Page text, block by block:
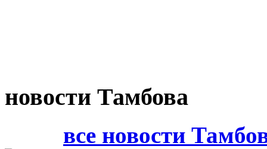
новости Тамбова
все новости